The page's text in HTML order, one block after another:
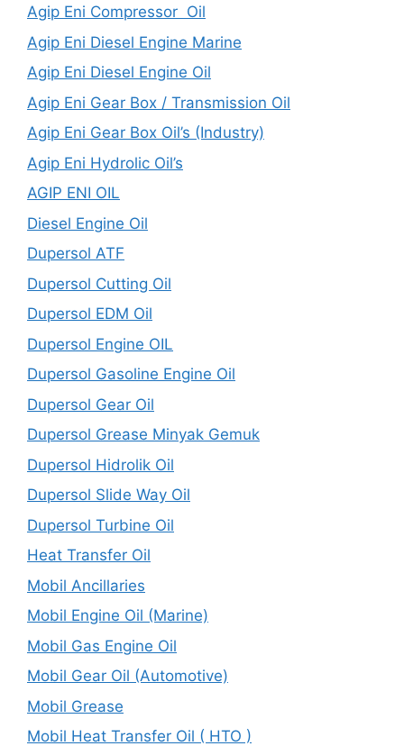
Agip Eni Compressor Oil
Agip Eni Diesel Engine Marine
Agip Eni Diesel Engine Oil
Agip Eni Gear Box / Transmission Oil
Agip Eni Gear Box Oil’s (Industry)
Agip Eni Hydrolic Oil’s
AGIP ENI OIL
Diesel Engine Oil
Dupersol ATF
Dupersol Cutting Oil
Dupersol EDM Oil
Dupersol Engine OIL
Dupersol Gasoline Engine Oil
Dupersol Gear Oil
Dupersol Grease Minyak Gemuk
Dupersol Hidrolik Oil
Dupersol Slide Way Oil
Dupersol Turbine Oil
Heat Transfer Oil
Mobil Ancillaries
Mobil Engine Oil (Marine)
Mobil Gas Engine Oil
Mobil Gear Oil (Automotive)
Mobil Grease
Mobil Heat Transfer Oil ( HTO )